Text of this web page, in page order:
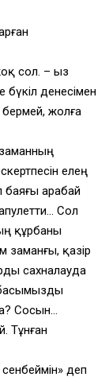
сол. – Қыз
бүкіл денесімен
жолға
елең
Қарабай
Сол
құрбаны
заманғы, қазір
сахналауда
Сосын…
Тұнған
деп